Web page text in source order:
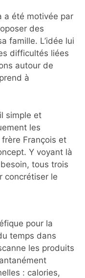
a été motivée par
des
famille. L’idée lui
difficultés liées
autour de
à
simple et
les
François et
Y voyant là
tous trois
concrétiser le
pour la
temps dans
les produits
: calories,